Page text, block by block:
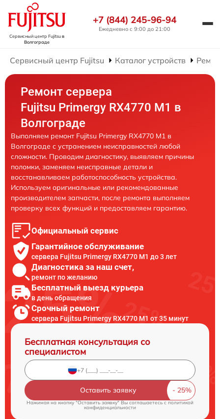
Сервисный центр Fujitsuв
Волгограде
+7 (844) 245-96-94
Ежедневно с 9:00 до 21:00
Сервисный центр Fujitsu Каталог устройств
Ремонт сервера
Fujitsu Primergy RX4770 M1 в
Волгограде
Выполняем ремонт Fujitsu Primergy RX4770 M1 в
Волгограде с устранением неисправностей любой
сложности. Проводим диагностику, выявляем причины
поломки, заменяем неисправные детали и
восстанавливаем работоспособность устройства.
Используем оригинальные или рекомендованные
производителем запчасти, после ремонта выполняем
проверку всех функций и предоставляем гарантию.
Официальный сервис
Гарантийное обслуживание
сервера Fujitsu Primergy RX4770 M1 до 3 лет
Диагностика за наш счет,
ремонт по желанию
Бесплатный выезд курьера
в день обращения
Срочный ремонт
сервера Fujitsu Primergy RX4770 M1 от 35 минут
Бесплатная консультация со
специалистом
Оставить заявку
Нажимая на кнопку "Оставить заявку" Вы соглашаетесь cполитикой
конфиденциальности